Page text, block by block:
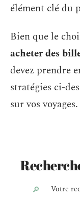
élément clé du
Bien que le
acheter des
devez prendre
stratégies ci-
sur vos voyages.